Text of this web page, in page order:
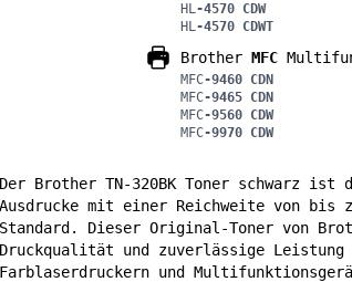
HL-4570 CDW
HL-4570 CDWT
Brother MFC
MFC-9460 CDN
MFC-9465 CDN
MFC-9560 CDW
MFC-9970 CDW
Der Brother TN-320BK Toner schwarz
Ausdrucke mit einer Reichweite von bis
Standard. Dieser Original-Toner von
Druckqualität und zuverlässige
Farblaserdruckern und